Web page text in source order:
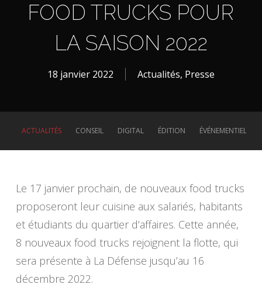
FOOD TRUCKS POUR
LA SAISON 2022
18 janvier 2022 Actualités, Presse
ACTUALITÉS CONSEIL DIGITAL ÉDITION ÉVÉNEMENTIEL
Le 17 janvier prochain, de nouveaux food trucks
proposeront leur cuisine aux salariés, habitants
et étudiants du quartier d’affaires. Cette année,
8 nouveaux food trucks rejoignent la flotte, qui
sera présente à La Défense jusqu’au 16
décembre 2022.